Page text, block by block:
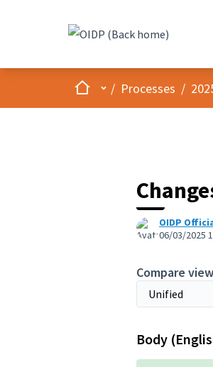
HomeMain menu
/ Processes /
OIDP
06/03/2025
Compare
Body